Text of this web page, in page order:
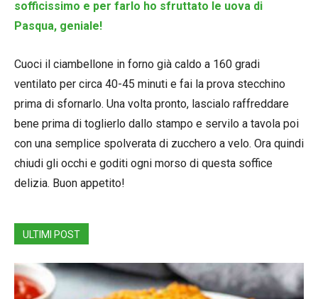
sofficissimo e per farlo ho sfruttato le uova di
Pasqua, geniale!
Cuoci il ciambellone in forno già caldo a 160 gradi
ventilato per circa 40-45 minuti e fai la prova stecchino
prima di sfornarlo. Una volta pronto, lascialo raffreddare
bene prima di toglierlo dallo stampo e servilo a tavola poi
con una semplice spolverata di zucchero a velo. Ora quindi
chiudi gli occhi e goditi ogni morso di questa soffice
delizia. Buon appetito!
ULTIMI POST